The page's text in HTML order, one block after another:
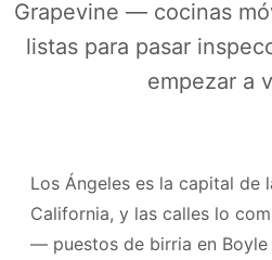
Grapevine — cocinas
listas para pasar
empezar a
Los Ángeles es la capital de
California, y las calles lo
— puestos de birria en Boyle